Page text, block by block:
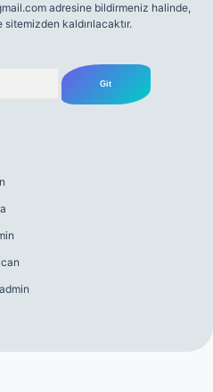
adresine bildirmeniz halinde,
kaldırılacaktır.
admin